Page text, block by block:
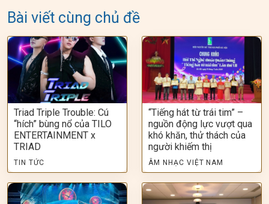
Bài viết cùng chủ đề
Triad Triple Trouble: Cú
“hích” bùng nổ của TILO
ENTERTAINMENT x
TRIAD
TIN TỨC
“Tiếng hát từ trái tim” –
nguồn động lực vượt qua
khó khăn, thử thách của
người khiếm thị
ÂM NHẠC VIỆT NAM